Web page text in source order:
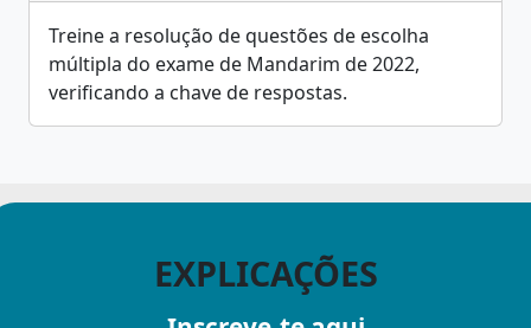
Treine a resolução de questões de escolha
múltipla do exame de Mandarim de 2022,
verificando a chave de respostas.
EXPLICAÇÕES